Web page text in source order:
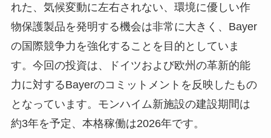
れた、気候変動に左右されない、環境に優しい作
物保護製品を発明する機会は非常に大きく、Bayer
の国際競争力を強化することを目的としていま
す。今回の投資は、ドイツおよび欧州の革新的能
力に対するBayerのコミットメントを反映したもの
となっています。モンハイム新施設の建設期間は
約3年を予定、本格稼働は2026年です。